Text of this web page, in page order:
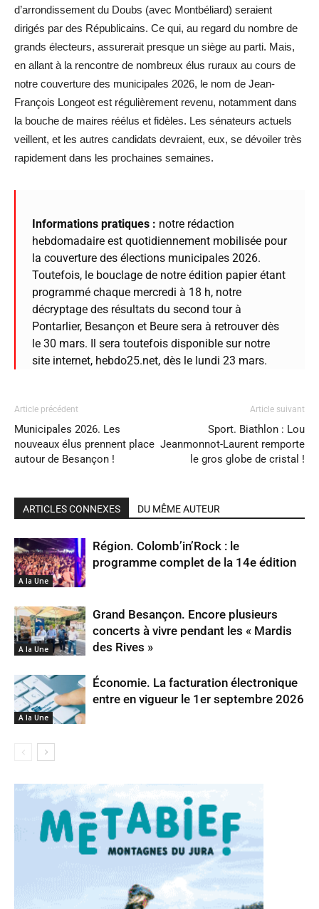
d’arrondissement du Doubs (avec Montbéliard) seraient
dirigés par des Républicains. Ce qui, au regard du nombre de
grands électeurs, assurerait presque un siège au parti. Mais,
en allant à la rencontre de nombreux élus ruraux au cours de
notre couverture des municipales 2026, le nom de Jean-
François Longeot est régulièrement revenu, notamment dans
la bouche de maires réélus et fidèles. Les sénateurs actuels
veillent, et les autres candidats devraient, eux, se dévoiler très
rapidement dans les prochaines semaines.
Informations pratiques : notre rédaction
hebdomadaire est quotidiennement mobilisée pour
la couverture des élections municipales 2026.
Toutefois, le bouclage de notre édition papier étant
programmé chaque mercredi à 18 h, notre
décryptage des résultats du second tour à
Pontarlier, Besançon et Beure sera à retrouver dès
le 30 mars. Il sera toutefois disponible sur notre
site internet, hebdo25.net, dès le lundi 23 mars.
Article précédent
Municipales 2026. Les
nouveaux élus prennent place
autour de Besançon !
Article suivant
Sport. Biathlon : Lou
Jeanmonnot-Laurent remporte
le gros globe de cristal !
ARTICLES CONNEXES DU MÊME AUTEUR
A la Une
Région. Colomb’in’Rock : le
programme complet de la 14e édition
A la Une
Grand Besançon. Encore plusieurs
concerts à vivre pendant les « Mardis
des Rives »
A la Une
Économie. La facturation électronique
entre en vigueur le 1er septembre 2026